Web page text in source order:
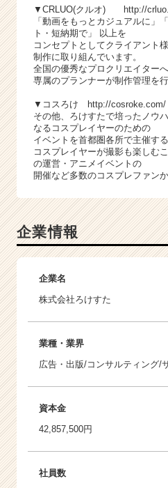
▼CRLUO(クルオ)
http://
「動画をもっとカジュアルに」
ト・短納期で」 以上を
コンセプトとしてクライアント
制作に取り組んでいます。
全国の優秀なプロクリエイター
専属のプランナーが制作管理を
▼コスろけ
http://cosroke.com/
その他、ろけすたで培ったノウ
なるコスプレイヤーのための
イベントを首都圏各所で主催す
コスプレイヤーが撮影も楽しむ
の運営・アニメイベントの
開催など多数のコスプレファン
企業情報
企業名
株式会社ろけすた
業種・業界
広告・出版/コンサルティング/
資本金
42,857,500円
社員数